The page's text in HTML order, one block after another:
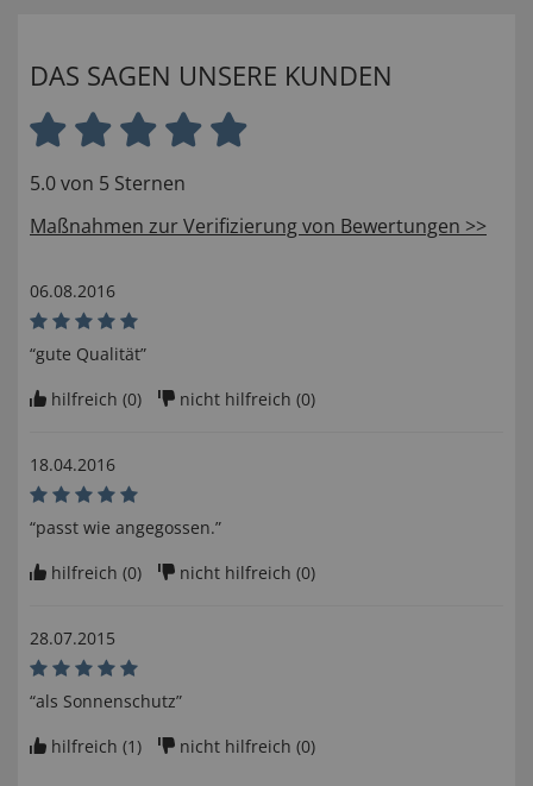
DAS SAGEN UNSERE KUNDEN
5.0 von 5 Sternen
Maßnahmen zur Verifizierung von Bewertungen >>
06.08.2016
“gute Qualität”
hilfreich (0) nicht hilfreich (0)
18.04.2016
“passt wie angegossen.”
hilfreich (0) nicht hilfreich (0)
28.07.2015
“als Sonnenschutz”
hilfreich (1) nicht hilfreich (0)